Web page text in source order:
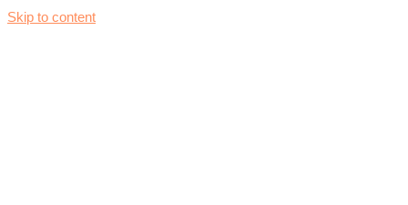
Skip to content